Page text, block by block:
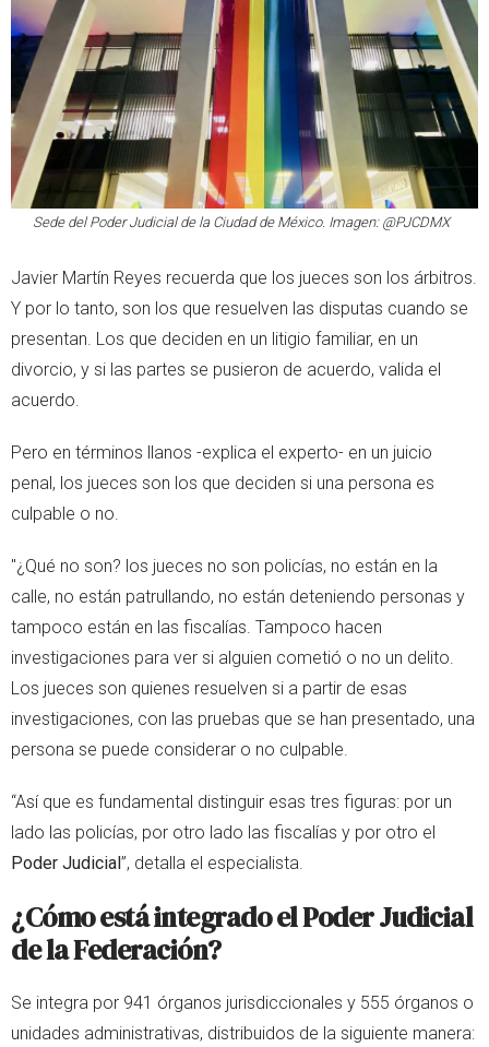
Sede del Poder Judicial de la Ciudad de México. Imagen: @PJCDMX
Javier Martín Reyes recuerda que los jueces son los árbitros.
Y por lo tanto, son los que resuelven las disputas cuando se
presentan. Los que deciden en un litigio familiar, en un
divorcio, y si las partes se pusieron de acuerdo, valida el
acuerdo.
Pero en términos llanos -explica el experto- en un juicio
penal, los jueces son los que deciden si una persona es
culpable o no.
"¿Qué no son? los jueces no son policías, no están en la
calle, no están patrullando, no están deteniendo personas y
tampoco están en las fiscalías. Tampoco hacen
investigaciones para ver si alguien cometió o no un delito.
Los jueces son quienes resuelven si a partir de esas
investigaciones, con las pruebas que se han presentado, una
persona se puede considerar o no culpable.
“Así que es fundamental distinguir esas tres figuras: por un
lado las policías, por otro lado las fiscalías y por otro el
Poder Judicial”, detalla el especialista.
¿Cómo está integrado el Poder Judicial
de la Federación?
Se integra por 941 órganos jurisdiccionales y 555 órganos o
unidades administrativas, distribuidos de la siguiente manera: